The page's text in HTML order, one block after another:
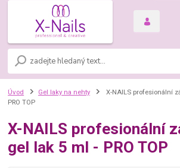
Úvod Gel laky na nehty
X-NAILS profesionální
PRO TOP
X-NAILS profesionální
gel lak 5 ml - PRO TOP